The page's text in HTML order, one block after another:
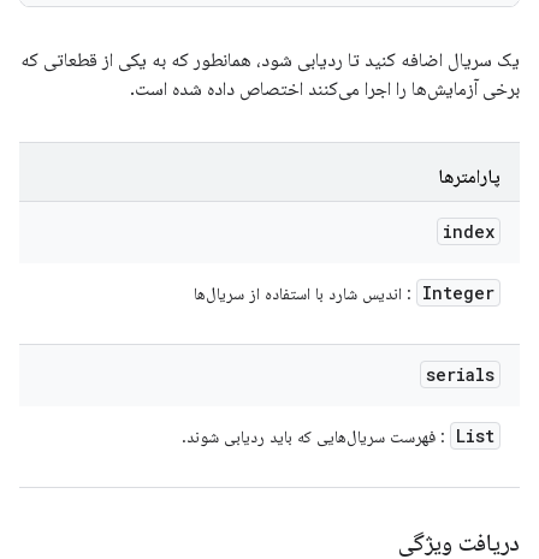
یک سریال اضافه کنید تا ردیابی شود، همانطور که به یکی از قطعاتی که
برخی آزمایش‌ها را اجرا می‌کنند اختصاص داده شده است.
پارامترها
index
Integer : اندیس شارد با استفاده از سریال‌ها
serials
List : فهرست سریال‌هایی که باید ردیابی شوند.
دریافت ویژگی